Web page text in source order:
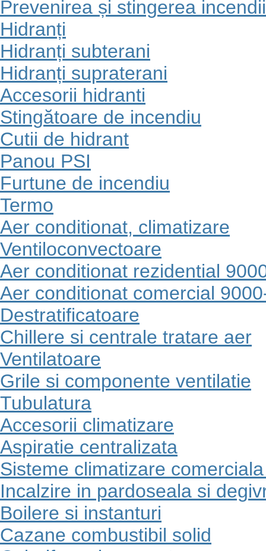
Prevenirea și stingerea
Hidranți
Hidranți subterani
Hidranți supraterani
Accesorii hidranti
Stingătoare de incendiu
Cutii de hidrant
Panou PSI
Furtune de incendiu
Termo
Aer conditionat, climatizare
Ventiloconvectoare
Aer conditionat rezidential
Aer conditionat comercial
Destratificatoare
Chillere si centrale tratare aer
Ventilatoare
Grile si componente ventilatie
Tubulatura
Accesorii climatizare
Aspiratie centralizata
Sisteme climatizare
Incalzire in pardoseala si
Boilere si instanturi
Cazane combustibil solid